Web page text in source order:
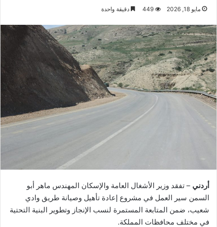
مايو 18, 2026 449 دقيقة واحدة
أردني – تفقد وزير الأشغال العامة والإسكان المهندس ماهر أبو
السمن سير العمل في مشروع إعادة تأهيل وصيانة طريق وادي
شعيب، ضمن المتابعة المستمرة لنسب الإنجاز وتطوير البنية التحتية
في مختلف محافظات المملكة.